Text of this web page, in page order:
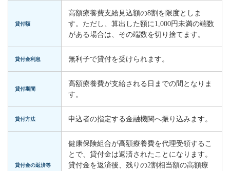
貸付額
高額療養費支給見込額の8割を限度としま
す。ただし、算出した額に1,000円未満の端数
がある場合は、その端数を切り捨てます。
貸付金利息 無利子で貸付を受けられます。
貸付期間
高額療養費が支給される日までの間となりま
す。
貸付方法 申込者の指定する金融機関へ振り込みます。
貸付金の返済等
健康保険組合が高額療養費を代理受領するこ
とで、貸付金は返済されたことになります。
貸付金を返済後、残りの2割相当額の高額療